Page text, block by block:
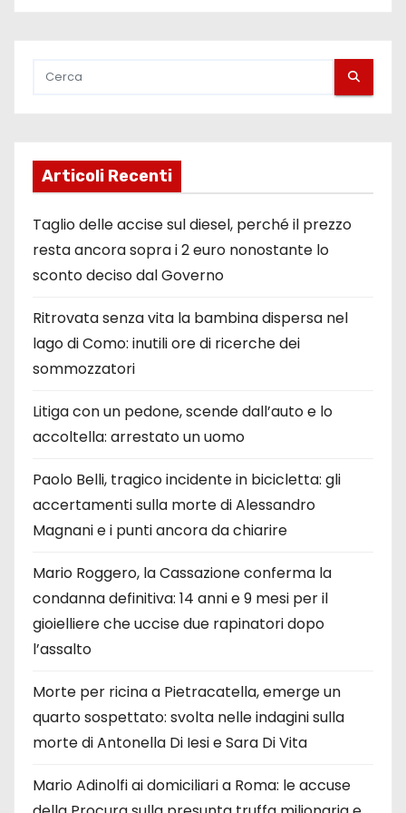
Articoli Recenti
Taglio delle accise sul diesel, perché il prezzo
resta ancora sopra i 2 euro nonostante lo
sconto deciso dal Governo
Ritrovata senza vita la bambina dispersa nel
lago di Como: inutili ore di ricerche dei
sommozzatori
Litiga con un pedone, scende dall’auto e lo
accoltella: arrestato un uomo
Paolo Belli, tragico incidente in bicicletta: gli
accertamenti sulla morte di Alessandro
Magnani e i punti ancora da chiarire
Mario Roggero, la Cassazione conferma la
condanna definitiva: 14 anni e 9 mesi per il
gioielliere che uccise due rapinatori dopo
l’assalto
Morte per ricina a Pietracatella, emerge un
quarto sospettato: svolta nelle indagini sulla
morte di Antonella Di Iesi e Sara Di Vita
Mario Adinolfi ai domiciliari a Roma: le accuse